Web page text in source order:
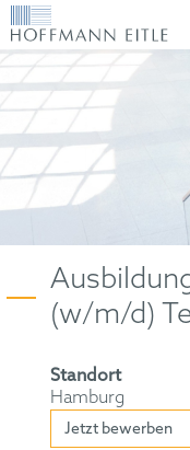
(w/m/d)
Standort
Hamburg
Jetzt bewerben